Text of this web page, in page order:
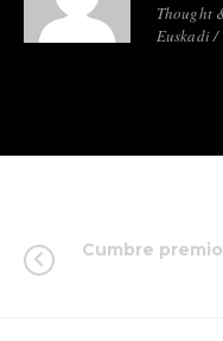
Thought
Euskadi /
Cumbre